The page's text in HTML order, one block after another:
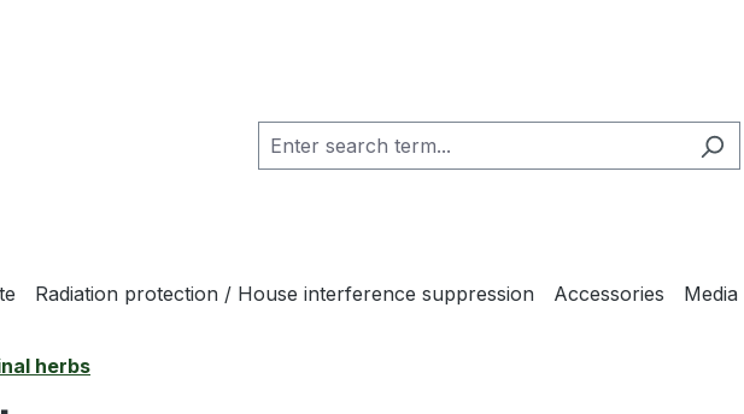
Radiation protection / House interference suppression Accessories Media
herbs